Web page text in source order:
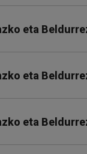
eta
eta
eta